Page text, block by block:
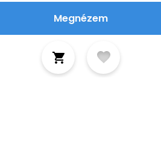
Megnézem